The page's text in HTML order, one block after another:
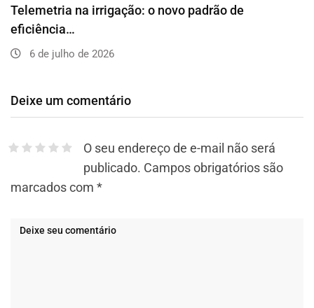
Telemetria na irrigação: o novo padrão de
eficiência…
6 de julho de 2026
Deixe um comentário
O seu endereço de e-mail não será
publicado. Campos obrigatórios são
marcados com *